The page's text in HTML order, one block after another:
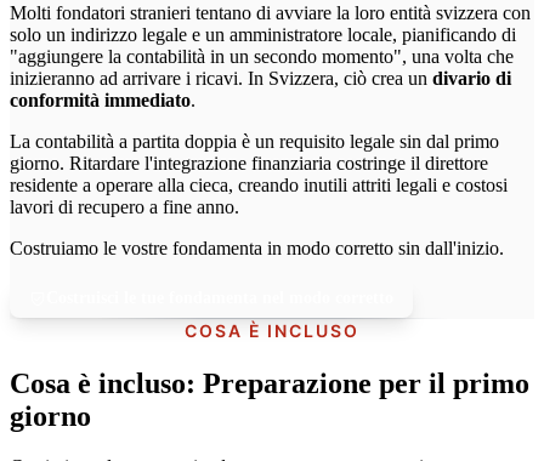
Molti fondatori stranieri tentano di avviare la loro entità svizzera con
solo un indirizzo legale e un amministratore locale, pianificando di
"aggiungere la contabilità in un secondo momento", una volta che
inizieranno ad arrivare i ricavi. In Svizzera, ciò crea un divario di
conformità immediato.
La contabilità a partita doppia è un requisito legale sin dal primo
giorno. Ritardare l'integrazione finanziaria costringe il direttore
residente a operare alla cieca, creando inutili attriti legali e costosi
lavori di recupero a fine anno.
Costruiamo le vostre fondamenta in modo corretto sin dall'inizio.
COSA È INCLUSO
Cosa è incluso: Preparazione per il primo
giorno